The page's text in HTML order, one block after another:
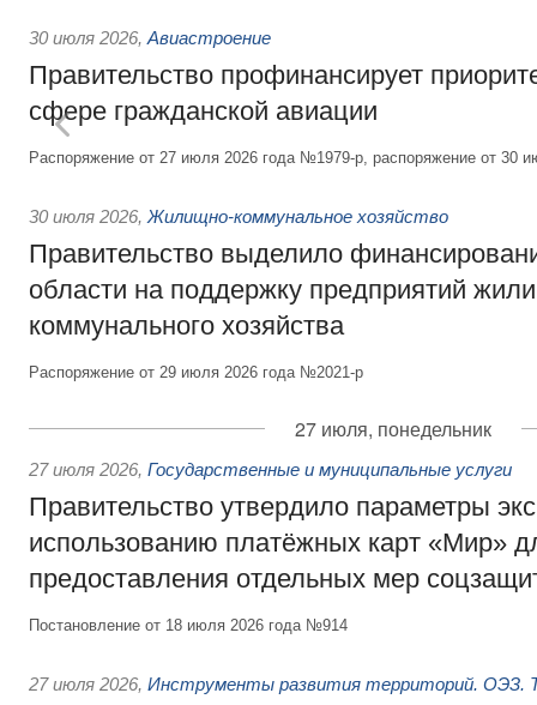
30 июля 2026, Авиастроение
Правительство профинансирует
сфере гражданской авиации
Распоряжение от 27 июля 2026 года №1979-р, распоряжение от 30
30 июля 2026, Жилищно-коммунальное хозяйство
Правительство выделило
области на поддержку предприятий
коммунального хозяйства
Распоряжение от 29 июля 2026 года №2021-р
27 июля, понедельник
27 июля 2026, Государственные и муниципальные услуги
Правительство утвердило параметры
использованию платёжных карт «Мир»
предоставления отдельных мер
Постановление от 18 июля 2026 года №914
27 июля 2026, Инструменты развития территорий. ОЭЗ.